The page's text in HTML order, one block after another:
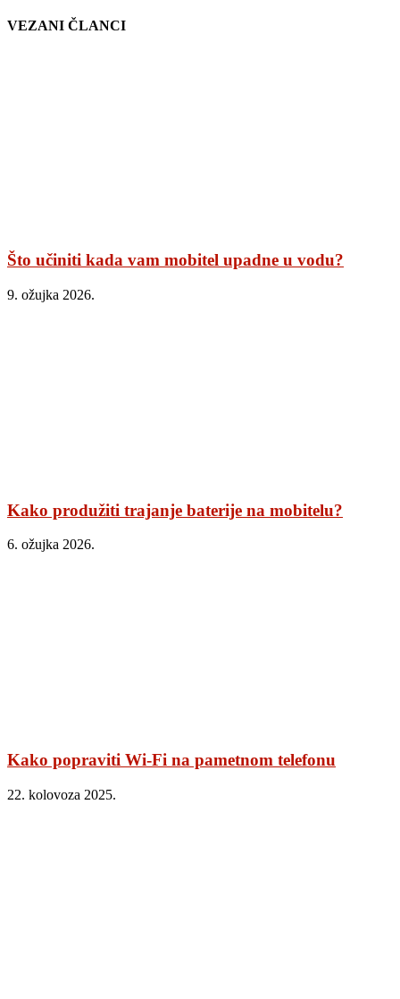
VEZANI ČLANCI
Što učiniti kada vam mobitel upadne u vodu?
9. ožujka 2026.
Kako produžiti trajanje baterije na mobitelu?
6. ožujka 2026.
Kako popraviti Wi‑Fi na pametnom telefonu
22. kolovoza 2025.